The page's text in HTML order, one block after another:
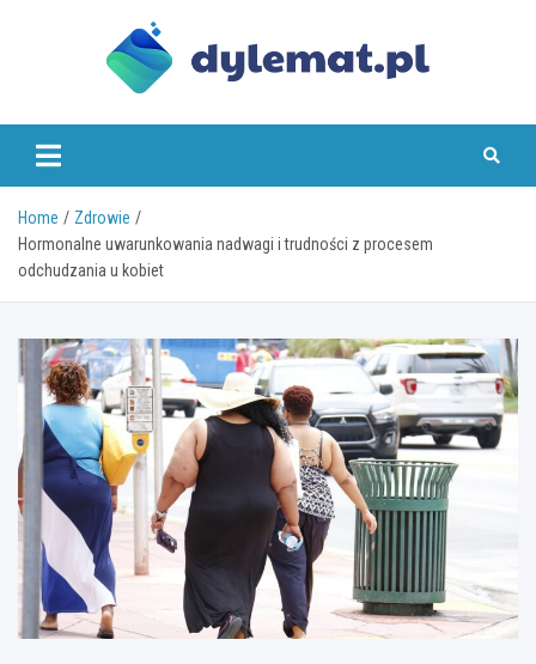
dylemat.pl
Home
Zdrowie
Hormonalne uwarunkowania nadwagi i trudności z procesem
odchudzania u kobiet